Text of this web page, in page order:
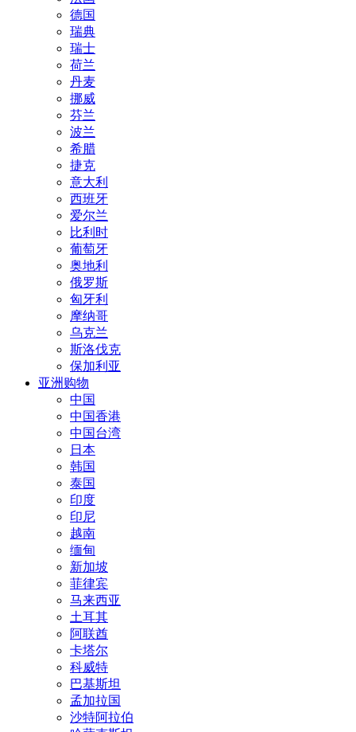
德国
瑞典
瑞士
荷兰
丹麦
挪威
芬兰
波兰
希腊
捷克
意大利
西班牙
爱尔兰
比利时
葡萄牙
奥地利
俄罗斯
匈牙利
摩纳哥
乌克兰
斯洛伐克
保加利亚
亚洲购物
中国
中国香港
中国台湾
日本
韩国
泰国
印度
印尼
越南
缅甸
新加坡
菲律宾
马来西亚
土耳其
阿联酋
卡塔尔
科威特
巴基斯坦
孟加拉国
沙特阿拉伯